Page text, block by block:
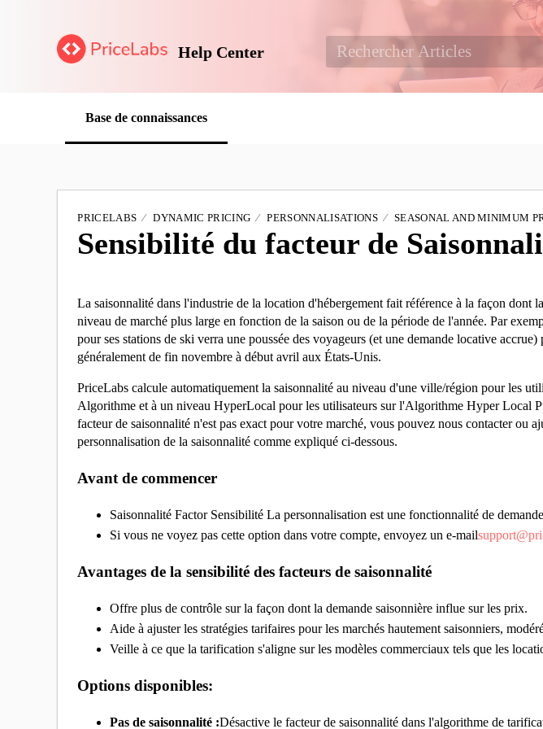
Help Center
Base de connaissances
PRICELABS DYNAMIC PRICING PERSONNALISATIONS SEASONAL AND MINIMUM
Sensibilité du facteur de
La saisonnalité dans l'industrie de la location d'hébergement fait référence à la façon dont
niveau de marché plus large en fonction de la saison ou de la période de l'année. Par
pour ses stations de ski verra une poussée des voyageurs (et une demande locative accrue)
généralement de fin novembre à début avril aux États-Unis.
PriceLabs calcule automatiquement la saisonnalité au niveau d'une ville/région pour les
Algorithme et à un niveau HyperLocal pour les utilisateurs sur l'Algorithme Hyper Local
facteur de saisonnalité n'est pas exact pour votre marché, vous pouvez nous contacter ou
personnalisation de la saisonnalité comme expliqué ci-dessous.
Avant de commencer
Saisonnalité Factor Sensibilité La personnalisation est une fonctionnalité de
Si vous ne voyez pas cette option dans votre compte, envoyez un e-mail
Avantages de la sensibilité des facteurs de saisonnalité
Offre plus de contrôle sur la façon dont la demande saisonnière influe sur les prix.
Aide à ajuster les stratégies tarifaires pour les marchés hautement saisonniers,
Veille à ce que la tarification s'aligne sur les modèles commerciaux tels que les
Options disponibles:
Pas de saisonnalité :Désactive le facteur de saisonnalité dans l'algorithme de